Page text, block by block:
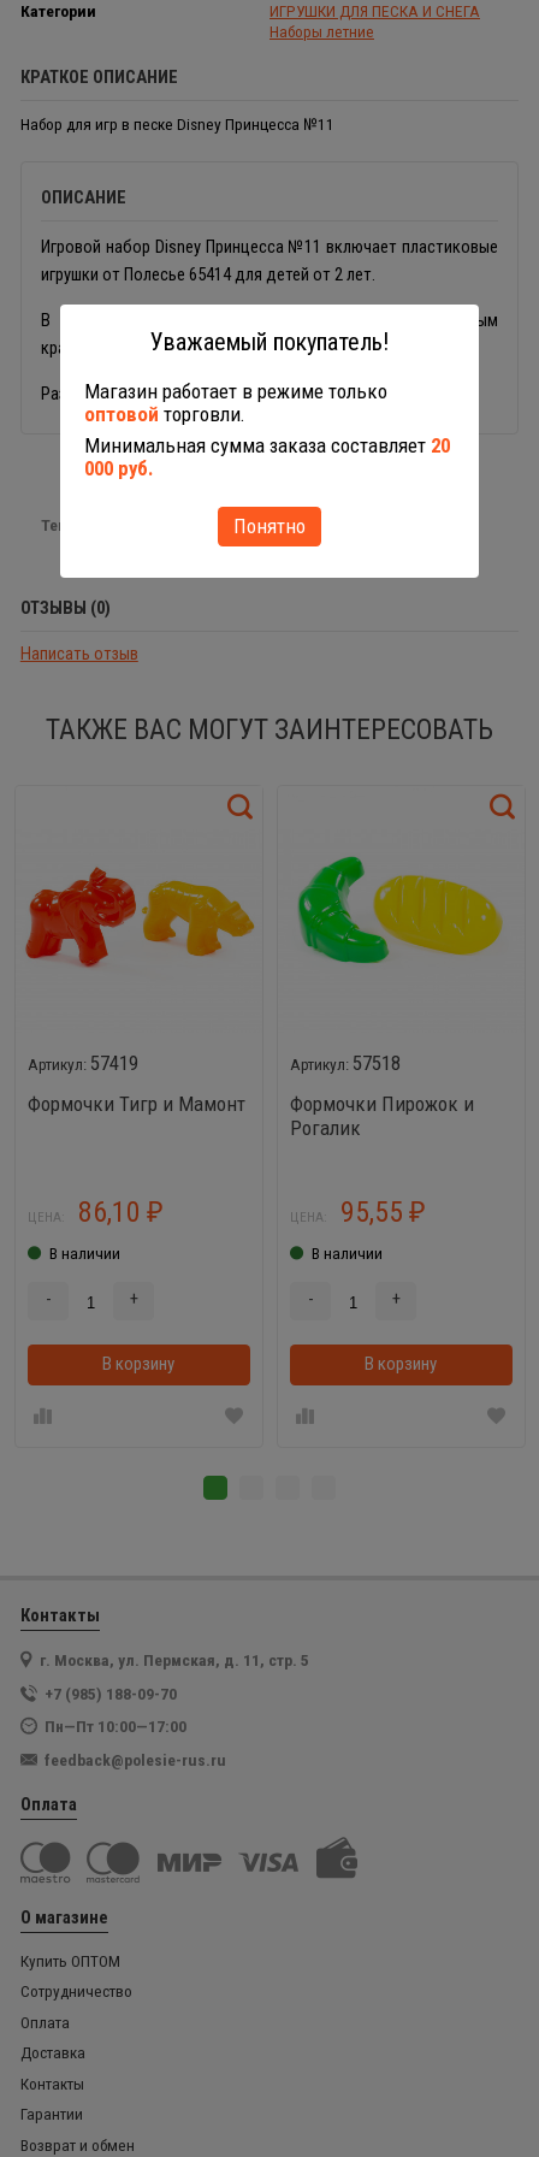
Категории
ИГРУШКИ ДЛЯ ПЕСКА И СНЕГА
Наборы летние
КРАТКОЕ ОПИСАНИЕ
Набор для игр в песке Disney Принцесса №11
ОПИСАНИЕ
Игровой набор Disney Принцесса №11 включает пластиковые
игрушки от Полесье 65414 для детей от 2 лет.
В комплекте: ведерко, сито-крышка с волнистым
краем, грабельки, лопатка.
Размер в упаковке-сеточке 178х176х275 мм.
Теги:
ОТЗЫВЫ (0)
Написать отзыв
ТАКЖЕ ВАС МОГУТ ЗАИНТЕРЕСОВАТЬ
57419
Формочки Тигр и Мамонт
ЦЕНА: 86,10 ₽
В наличии
- +
В корзину В корзинке
57518
Формочки Пирожок и
Рогалик
ЦЕНА: 95,55 ₽
В наличии
- +
В корзину
Контакты
г. Москва, ул. Пермская, д. 11, стр. 5
+7 (985) 188-09-70
Пн—Пт 10:00—17:00
feedback@polesie-rus.ru
Оплата
О магазине
Купить ОПТОМ
Сотрудничество
Оплата
Доставка
Контакты
Гарантии
Возврат и обмен
Уважаемый покупатель!
Магазин работает в режиме только
оптовой торговли.
Минимальная сумма заказа составляет 20
000 руб.
Понятно